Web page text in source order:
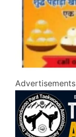
Advertisements